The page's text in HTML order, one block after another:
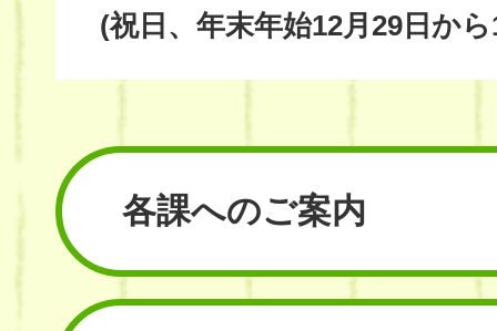
(祝日、年末年始12月29日か
各課へのご案内